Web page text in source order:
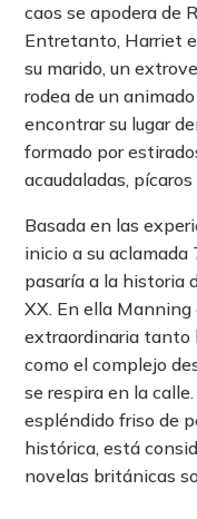
caos se apodera de
Entretanto, Harriet
su marido, un
rodea de un
encontrar su lugar
formado por
acaudaladas,
Basada en las
inicio a su aclamada
pasaría a la historia
XX. En ella
extraordinaria tanto
como el complejo
se respira en la
espléndido friso de
histórica, está
novelas británicas